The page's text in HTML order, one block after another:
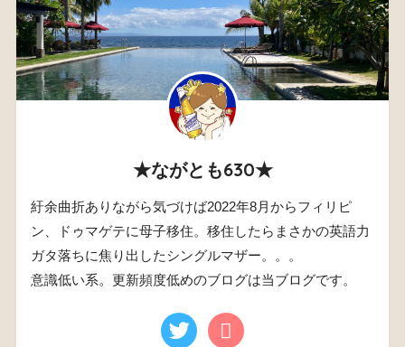
★ながとも630★
紆余曲折ありながら気づけば2022年8月からフィリピ
ン、ドゥマゲテに母子移住。移住したらまさかの英語力
ガタ落ちに焦り出したシングルマザー。。。
意識低い系。更新頻度低めのブログは当ブログです。